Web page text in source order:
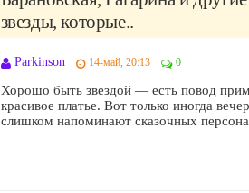
звезды, которые..
Parkinson 14-май, 20:13 0
Хорошо быть звездой — есть повод
красивое платье. Вот только иногда
слишком напоминают сказочных